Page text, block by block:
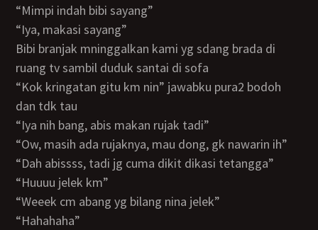
“mimpi indah bibi sayang”
“iya, makasi sayang”
bibi branjak mninggalkan kami yg sdang brada di
ruang tv sambil duduk santai di sofa
“kok kringatan gitu km nin” jawabku pura2 bodoh
dan tdk tau
“iya nih bang, abis makan rujak tadi”
“ow, masih ada rujaknya, mau dong, gk nawarin ih”
“dah abissss, tadi jg cuma dikit dikasi tetangga”
“huuuu jelek km”
“weeek cm abang yg bilang nina jelek”
“hahahaha”